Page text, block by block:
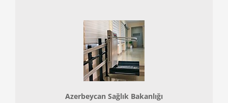
Azerbeycan Sağlık Bakanlığı